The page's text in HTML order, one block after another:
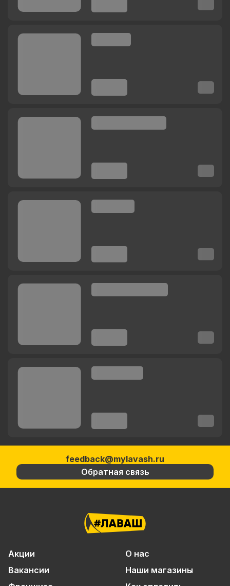
feedback@mylavash.ru
Обратная связь
Акции
О нас
Вакансии
Наши магазины